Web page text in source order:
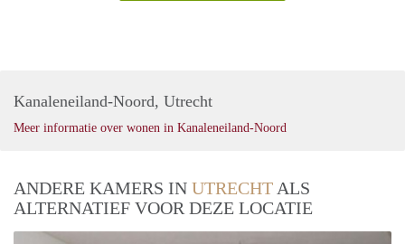
Kanaleneiland-Noord, Utrecht
Meer informatie over wonen in Kanaleneiland-Noord
ANDERE KAMERS IN UTRECHT ALS
ALTERNATIEF VOOR DEZE LOCATIE